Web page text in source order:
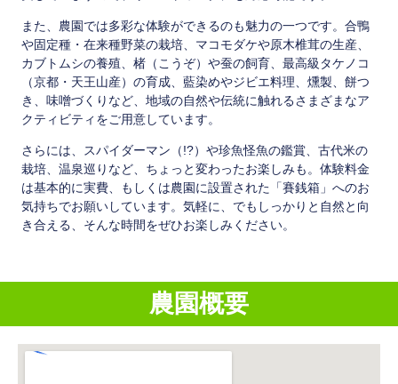
また、農園では多彩な体験ができるのも魅力の一つです。合鴨
や固定種・在来種野菜の栽培、マコモダケや原木椎茸の生産、
カブトムシの養殖、楮（こうぞ）や蚕の飼育、最高級タケノコ
（京都・天王山産）の育成、藍染めやジビエ料理、燻製、餅つ
き、味噌づくりなど、地域の自然や伝統に触れるさまざまなア
クティビティをご用意しています。
さらには、スパイダーマン（!?）や珍魚怪魚の鑑賞、古代米の
栽培、温泉巡りなど、ちょっと変わったお楽しみも。体験料金
は基本的に実費、もしくは農園に設置された「賽銭箱」へのお
気持ちでお願いしています。気軽に、でもしっかりと自然と向
き合える、そんな時間をぜひお楽しみください。
農園概要